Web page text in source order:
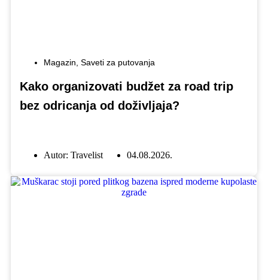
Magazin Saveti za putovanja
Kako organizovati budžet za road trip
bez odricanja od doživljaja?
Autor: Travelist 04.08.2026.